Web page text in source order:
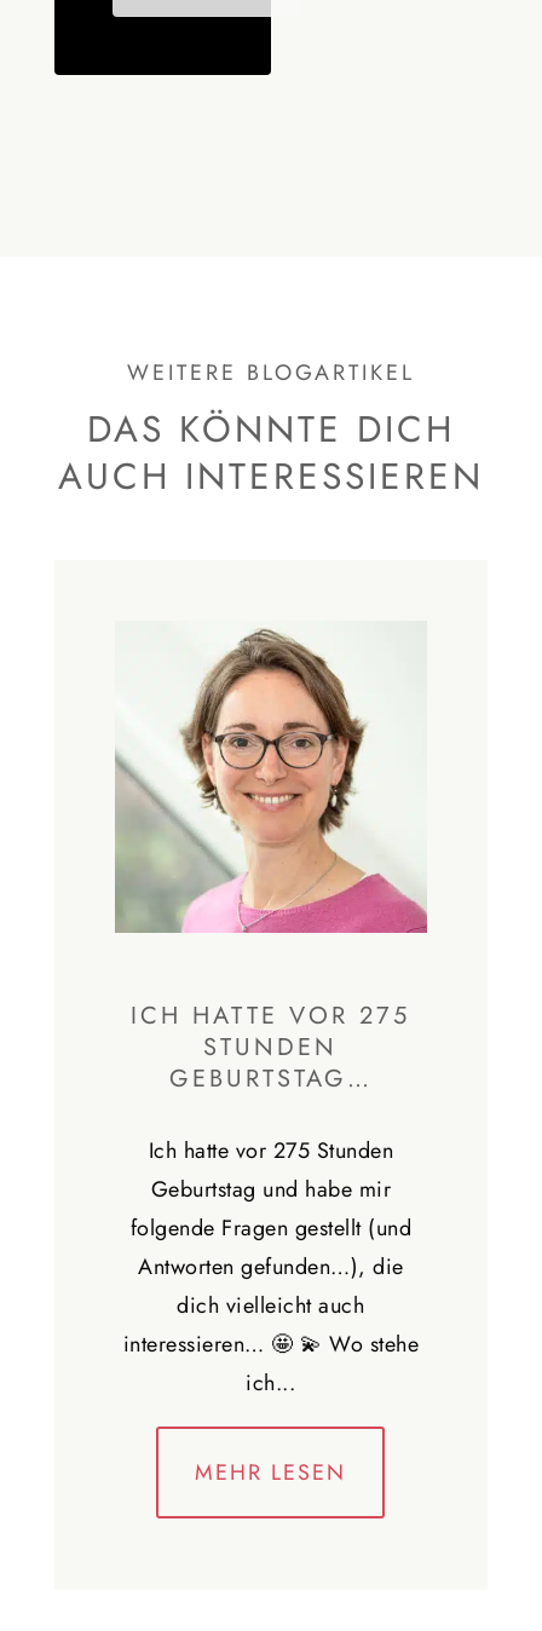
WEITERE BLOGARTIKEL
DAS KÖNNTE DICH
AUCH INTERESSIEREN
ICH HATTE VOR 275
STUNDEN
GEBURTSTAG…
Ich hatte vor 275 Stunden
Geburtstag und habe mir
folgende Fragen gestellt (und
Antworten gefunden…), die
dich vielleicht auch
interessieren… 🤩 💫 Wo stehe
ich...
MEHR LESEN